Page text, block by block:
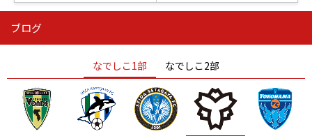
ニッパツ
ニッパツ 名古屋
石人の星
静岡 愛媛Ｌ
ブログ
なでしこ1部 なでしこ2部